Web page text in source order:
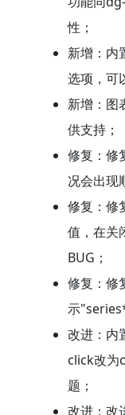
性；
新增：内
选项，可
新增：图
供支持；
修复：修
况会出现
修复：修
值，在关
BUG；
修复：修
示
改进：内
click改为
题；
改进：改